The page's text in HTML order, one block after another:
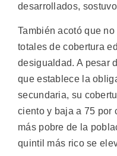
desarrollados,
También acotó que
totales de cobertura
desigualdad. A pesar
que establece la
secundaria, su
ciento y baja a 75 por
más pobre de la
quintil más rico se